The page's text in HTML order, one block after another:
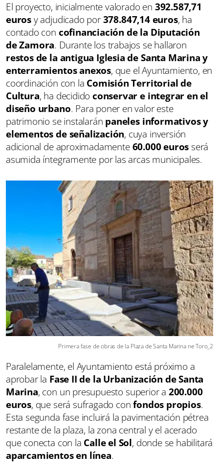
El proyecto, inicialmente valorado en 392.587,71
eurosy adjudicado por378.847,14 euros, ha
contado con cofinanciación de la Diputación
de Zamora. Durante los trabajos se hallaron
restos de la antigua Iglesia de Santa Marina y
enterramientos anexos, que el Ayuntamiento, en
coordinación con la Comisión Territorial de
Cultura, ha decididoconservar e integrar en el
diseño urbano. Para poner en valor este
patrimonio se instalarán paneles informativos y
elementos de señalización, cuya inversión
adicional de aproximadamente60.000 euros será
asumida íntegramente por las arcas municipales.
Primera fase de obras de la Plaza de Santa Marina ne Toro_2
Paralelamente, el Ayuntamiento está próximo a
aprobar la Fase II de la Urbanización de Santa
Marina, con un presupuesto superior a 200.000
euros, que será sufragado confondos propios.
Esta segunda fase incluirá la pavimentación pétrea
restante de la plaza, la zona central y el acerado
que conecta con la Calle el Sol, donde se habilitará
aparcamientos en línea.